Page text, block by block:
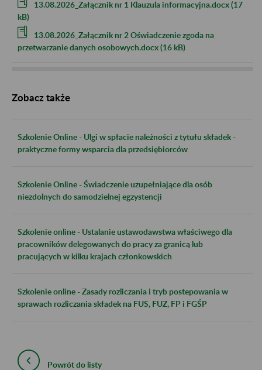
13.08.2026_Załącznik nr 1 Klauzula informacyjna.docx (17
kB)
13.08.2026_Załącznik nr 2 Oświadczenie zgoda na
przetwarzanie danych osobowych.docx (16 kB)
Zobacz także
Szkolenie Online - Ulgi w spłacie należności z tytułu składek -
praktyczne formy wsparcia dla przedsiębiorców
Szkolenie Online - Świadczenie uzupełniające dla osób
niezdolnych do samodzielnej egzystencji
Szkolenie online - Ustalanie ustawodawstwa właściwego dla
pracowników delegowanych do pracy za granicą lub
pracujących w kilku krajach członkowskich
Szkolenie online - Zasady rozliczania i tryb postepowania w
sprawach rozliczania składek na FUS, FUZ, FP i FGŚP
Powrót do listy